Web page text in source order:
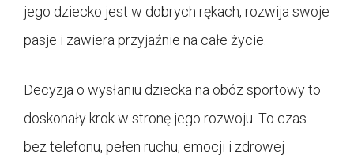
jego dziecko jest w dobrych rękach, rozwija swoje
pasje i zawiera przyjaźnie na całe życie.
Decyzja o wysłaniu dziecka na obóz sportowy to
doskonały krok w stronę jego rozwoju. To czas
bez telefonu, pełen ruchu, emocji i zdrowej